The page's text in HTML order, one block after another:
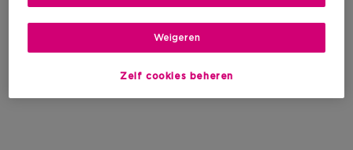
Zelf cookies beheren
Weigeren